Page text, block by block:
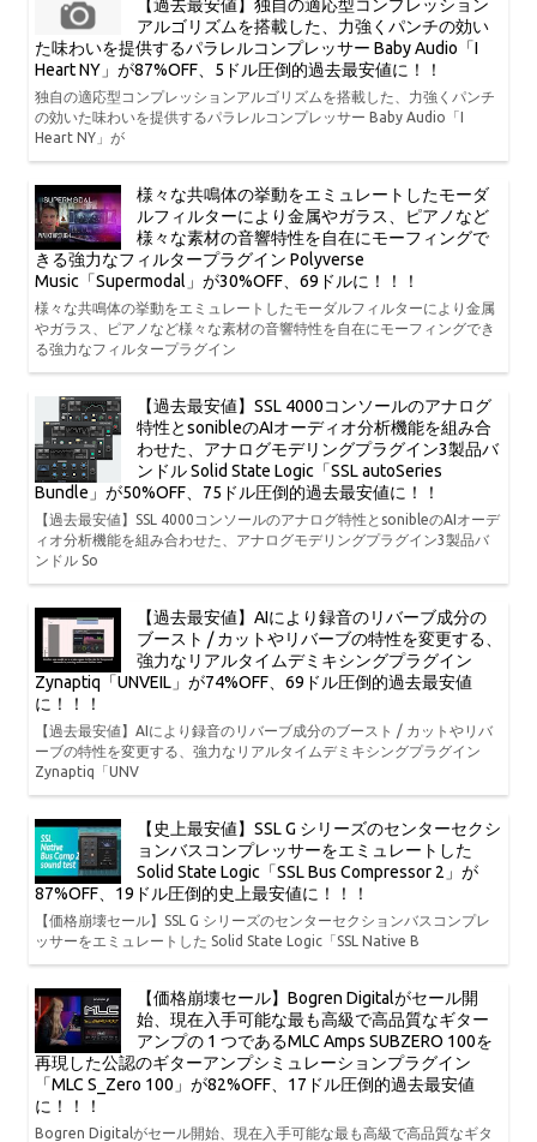
【過去最安値】独自の適応型コンプレッション
アルゴリズムを搭載した、力強くパンチの効い
た味わいを提供するパラレルコンプレッサー Baby Audio「I
Heart NY」が87%OFF、5ドル圧倒的過去最安値に！！
独自の適応型コンプレッションアルゴリズムを搭載した、力強くパンチ
の効いた味わいを提供するパラレルコンプレッサー Baby Audio「I
Heart NY」が
様々な共鳴体の挙動をエミュレートしたモーダ
ルフィルターにより金属やガラス、ピアノなど
様々な素材の音響特性を自在にモーフィングで
きる強力なフィルタープラグイン Polyverse
Music「Supermodal」が30%OFF、69ドルに！！！
様々な共鳴体の挙動をエミュレートしたモーダルフィルターにより金属
やガラス、ピアノなど様々な素材の音響特性を自在にモーフィングでき
る強力なフィルタープラグイン
【過去最安値】SSL 4000コンソールのアナログ
特性とsonibleのAIオーディオ分析機能を組み合
わせた、アナログモデリングプラグイン3製品バ
ンドル Solid State Logic「SSL autoSeries
Bundle」が50%OFF、75ドル圧倒的過去最安値に！！
【過去最安値】SSL 4000コンソールのアナログ特性とsonibleのAIオーデ
ィオ分析機能を組み合わせた、アナログモデリングプラグイン3製品バ
ンドル So
【過去最安値】AIにより録音のリバーブ成分の
ブースト / カットやリバーブの特性を変更する、
強力なリアルタイムデミキシングプラグイン
Zynaptiq「UNVEIL」が74%OFF、69ドル圧倒的過去最安値
に！！！
【過去最安値】AIにより録音のリバーブ成分のブースト / カットやリバ
ーブの特性を変更する、強力なリアルタイムデミキシングプラグイン
Zynaptiq「UNV
【史上最安値】SSL G シリーズのセンターセクシ
ョンバスコンプレッサーをエミュレートした
Solid State Logic「SSL Bus Compressor 2」が
87%OFF、19ドル圧倒的史上最安値に！！！
【価格崩壊セール】SSL G シリーズのセンターセクションバスコンプレ
ッサーをエミュレートした Solid State Logic「SSL Native B
【価格崩壊セール】Bogren Digitalがセール開
始、現在入手可能な最も高級で高品質なギター
アンプの 1 つであるMLC Amps SUBZERO 100を
再現した公認のギターアンプシミュレーションプラグイン
「MLC S_Zero 100」が82%OFF、17ドル圧倒的過去最安値
に！！！
Bogren Digitalがセール開始、現在入手可能な最も高級で高品質なギタ